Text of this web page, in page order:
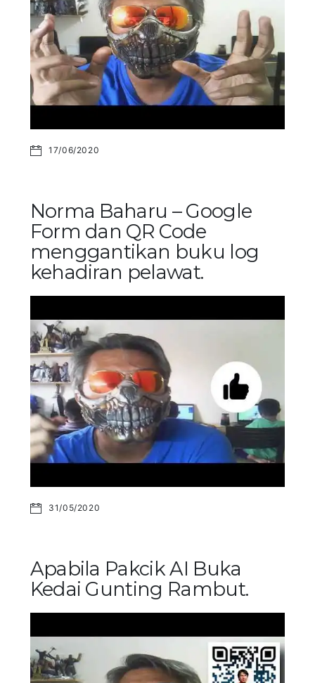
17/06/2020
Norma Baharu – Google
Form dan QR Code
menggantikan buku log
kehadiran pelawat.
31/05/2020
Apabila Pakcik AI Buka
Kedai Gunting Rambut.